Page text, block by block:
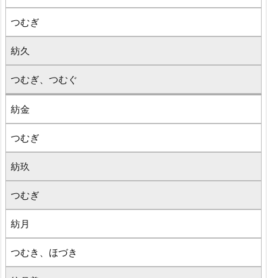
つむぎ
紡久
つむぎ、つむぐ
紡金
つむぎ
紡玖
つむぎ
紡月
つむき、ほづき